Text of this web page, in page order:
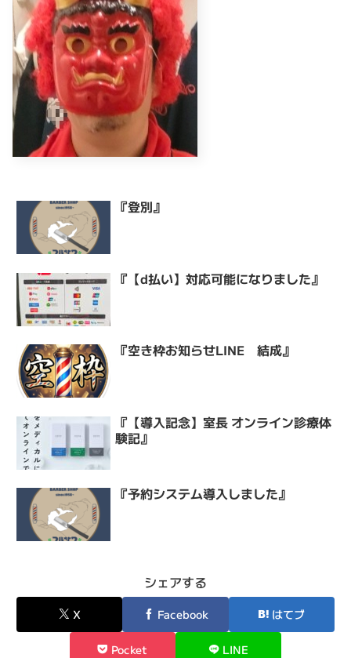
『登別』
『【d払い】対応可能になりました』
『空き枠お知らせLINE 結成』
『【導入記念】室長 オンライン診療体
験記』
『予約システム導入しました』
シェアする
X Facebook はてブ
Pocket LINE